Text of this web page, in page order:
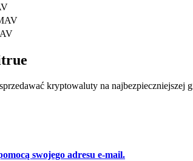
z kopiowania transakcji
handlowe itp.
kryptowaluty na najbezpieczniejszej
swojego adresu e-mail.